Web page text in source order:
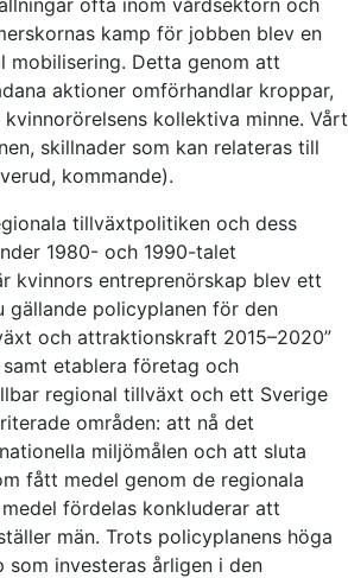
ofta inom vårdsektorn och
kamp för jobben blev en
mobilisering. Detta genom att
aktioner omförhandlar kroppar,
kollektiva minne. Vårt
skillnader som kan relateras till
kommande).
tillväxtpolitiken och dess
1980- och 1990-talet
kvinnors entreprenörskap blev ett
gällande policyplanen för den
och attraktionskraft 2015–2020”
etablera företag och
regional tillväxt och ett Sverige
områden: att nå det
miljömålen och att sluta
fått medel genom de regionala
fördelas konkluderar att
män. Trots policyplanens höga
investeras årligen i den